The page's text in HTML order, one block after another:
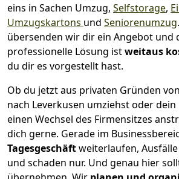
eins in Sachen Umzug, Selfstorage,
Umzugskartons und Seniorenumzug.
übersenden wir dir ein Angebot und
professionelle Lösung istweitaus
du dir es vorgestellt hast.
Ob du jetzt aus privaten Gründen
nach Leverkusen umziehst oder
einen Wechsel des Firmensitzes
dich gerne. Gerade im
Tagesgeschäftweiterlaufen,
und schaden nur. Und genau hier